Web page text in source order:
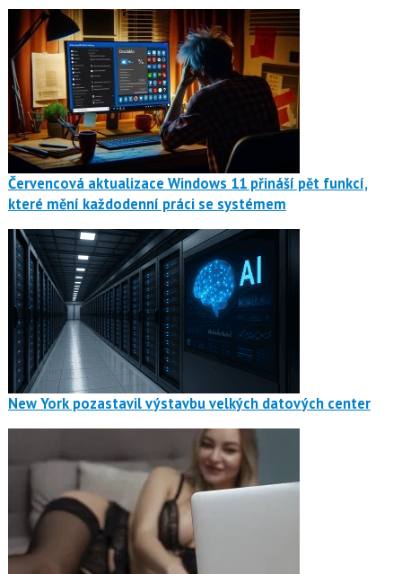
Červencová aktualizace Windows 11 přináší pět funkcí,
které mění každodenní práci se systémem
New York pozastavil výstavbu velkých datových center